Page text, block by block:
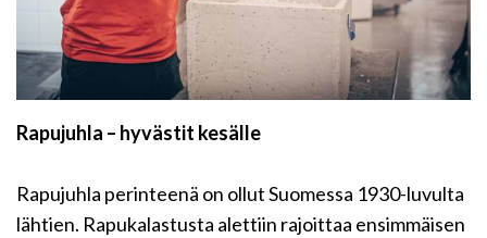
Rapujuhla – hyvästit kesälle
Rapujuhla perinteenä on ollut Suomessa 1930-luvulta
lähtien. Rapukalastusta alettiin rajoittaa ensimmäisen